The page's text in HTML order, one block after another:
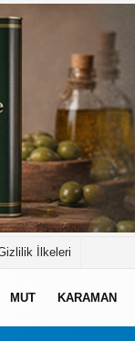
İlkeleri
MUT KARAMAN